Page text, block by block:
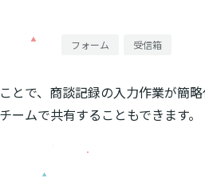
フォーム 受信箱
とで、商談記録の入力作業が簡
ームで共有することもできます。